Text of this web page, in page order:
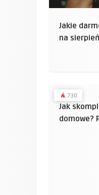
Jakie
na
730
Jak
domowe?